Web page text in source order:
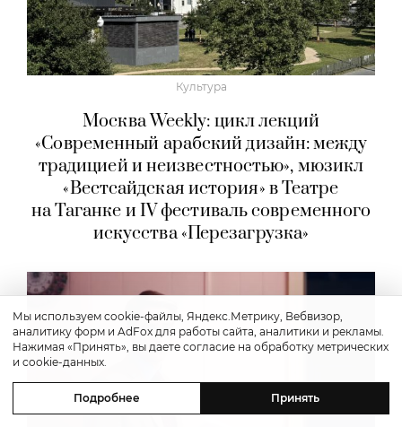
Культура
Москва Weekly: цикл лекций
«Современный арабский дизайн: между
традицией и неизвестностью», мюзикл
«Вестсайдская история» в Театре
на Таганке и IV фестиваль современного
искусства «Перезагрузка»
Мы используем cookie-файлы, Яндекс.Метрику, Вебвизор,
аналитику форм и AdFox для работы сайта, аналитики и рекламы.
Нажимая «Принять», вы даете согласие на обработку метрических
и cookie-данных.
Подробнее Принять